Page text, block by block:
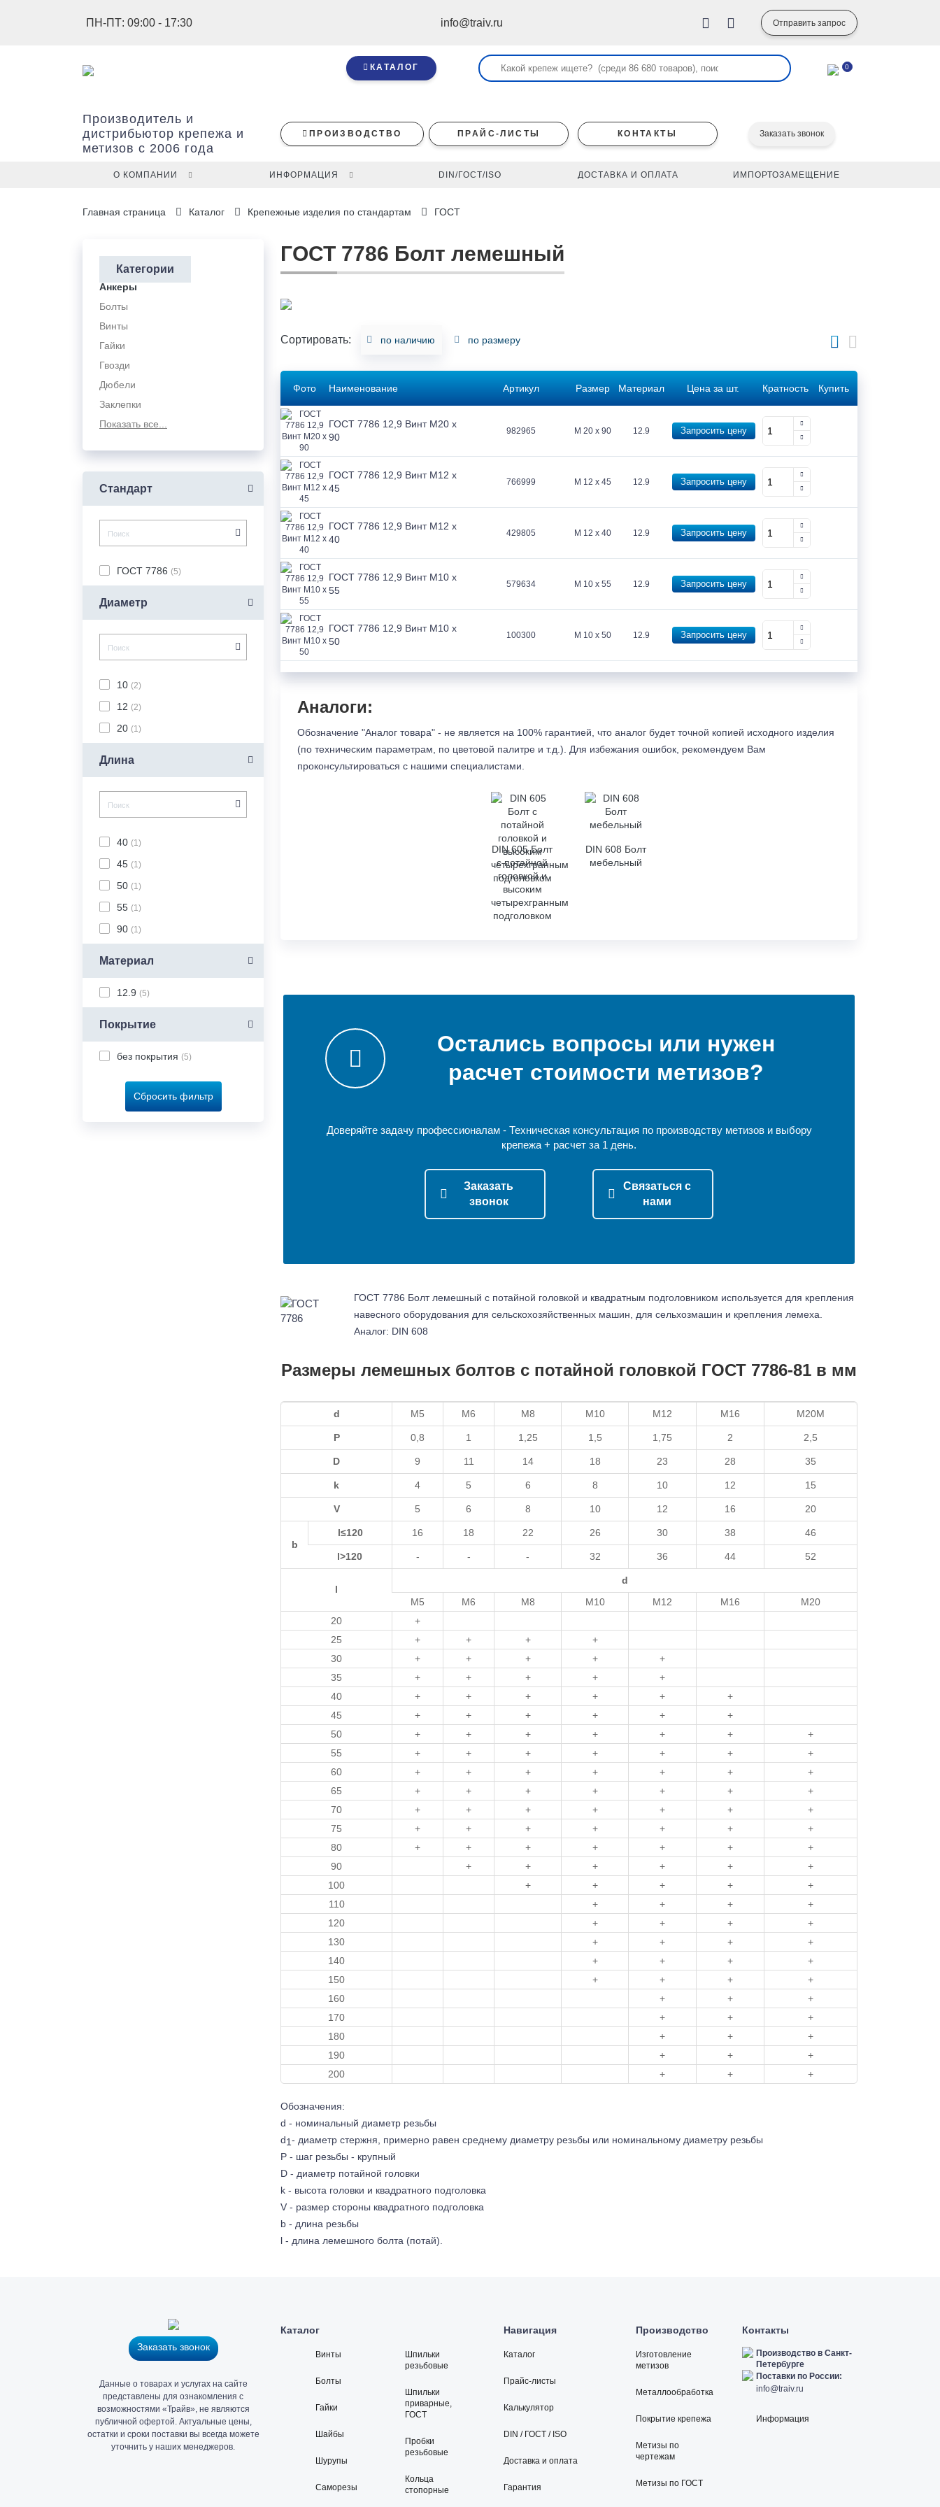
ПН-ПТ: 09:00 - 17:30 info@traiv.ru Отправить запрос
КАТАЛОГ 0
Производитель и
дистрибьютор крепежа и
метизов с 2006 года
ПРОИЗВОДСТВО ПРАЙС-ЛИСТЫ КОНТАКТЫ Заказать звонок
О КОМПАНИИ ИНФОРМАЦИЯ DIN/ГОСТ/ISO ДОСТАВКА И ОПЛАТА ИМПОРТОЗАМЕЩЕНИЕ
Итого
Главная страница Каталог Крепежные изделия по стандартам ГОСТ
Категории
Анкеры
Болты
Винты
Гайки
Гвозди
Дюбели
Заклепки
Показать все...
Стандарт
ГОСТ 7786 (5)
Диаметр
10 (2)
12 (2)
20 (1)
Длина
40 (1)
45 (1)
50 (1)
55 (1)
90 (1)
Материал
12.9 (5)
Покрытие
без покрытия (5)
Сбросить фильтр
ГОСТ 7786 Болт лемешный
Сортировать: по наличию по размеру
Фото Наименование Артикул Размер Материал Цена за шт. Кратность Купить
ГОСТ 7786 12,9 Винт M20 x
90
982965 M 20 x 90 12.9 Запросить цену
ГОСТ 7786 12,9 Винт M12 x
45
766999 M 12 x 45 12.9 Запросить цену
ГОСТ 7786 12,9 Винт M12 x
40
429805 M 12 x 40 12.9 Запросить цену
ГОСТ 7786 12,9 Винт M10 x
55
579634 M 10 x 55 12.9 Запросить цену
ГОСТ 7786 12,9 Винт M10 x
50
100300 M 10 x 50 12.9 Запросить цену
Аналоги:
Обозначение "Аналог товара" - не является на 100% гарантией, что аналог будет точной копией исходного изделия
(по техническим параметрам, по цветовой палитре и т.д.). Для избежания ошибок, рекомендуем Вам
проконсультироваться с нашими специалистами.
DIN 605 Болт
с потайной
головкой и
высоким
четырехгранным
подголовком
DIN 608 Болт
мебельный
Остались вопросы или нужен
расчет стоимости метизов?
Доверяйте задачу профессионалам - Техническая консультация по производству метизов и выбору
крепежа + расчет за 1 день.
Заказать
звонок
Связаться с
нами
ГОСТ 7786 Болт лемешный с потайной головкой и квадратным подголовником используется для крепления
навесного оборудования для сельскохозяйственных машин, для сельхозмашин и крепления лемеха.
Аналог: DIN 608
Размеры лемешных болтов с потайной головкой ГОСТ 7786-81 в мм
d М5 М6 М8 М10 М12 М16 М20М
P 0,8 1 1,25 1,5 1,75 2 2,5
D 9 11 14 18 23 28 35
k 4 5 6 8 10 12 15
V 5 6 8 10 12 16 20
b
l≤120 16 18 22 26 30 38 46
l>120 - - - 32 36 44 52
l
d
M5
M6 M8 M10 M12 M16
M20
20
+
25
+ + +
+
30
+ + + +
+
35
+ + + +
+
40
+ + + + +
+
45
+ + + + +
+
50
+ + + + + +
+
55
+ + + + + +
+
60
+ + + + + +
+
65
+ + + + + +
+
70
+ + + + + +
+
75
+ + + + + +
+
80
+ + + + + +
+
90
+ + + + +
+
100
+ + + +
+
110
+ + +
+
120
+ + +
+
130
+ + +
+
140
+ + +
+
150
+ + +
+
160
+ +
+
170
+ +
+
180
+ +
+
190
+ +
+
200
+ + +
Обозначения:
d - номинальный диаметр резьбы
d1- диаметр стержня, примерно равен среднему диаметру резьбы или номинальному диаметру резьбы
P - шаг резьбы - крупный
D - диаметр потайной головки
k - высота головки и квадратного подголовка
V - размер стороны квадратного подголовка
b - длина резьбы
l - длина лемешного болта (потай).
Заказать звонок
Данные о товарах и услугах на сайте
представлены для ознакомления с
возможностями «Трайв», не являются
публичной офертой. Актуальные цены,
остатки и сроки поставки вы всегда можете
уточнить у наших менеджеров.
Каталог
Винты
Болты
Гайки
Шайбы
Шурупы
Саморезы
Шпильки
резьбовые
Шпильки
приварные,
ГОСТ
Пробки
резьбовые
Кольца
стопорные
Навигация
Каталог
Прайс-листы
Калькулятор
DIN / ГОСТ / ISO
Доставка и оплата
Гарантия
офис
и
склад
«Трайв»
Производство
Изготовление
метизов
Металлообработка
Покрытие крепежа
Метизы по
чертежам
Метизы по ГОСТ
Контакты
Производство в Санкт-
Петербурге
Поставки по России:
info@traiv.ru
Информация